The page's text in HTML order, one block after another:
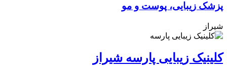
پزشک زیبایی، پوست و مو
شیراز
کلینیک زیبایی پارسه شیراز